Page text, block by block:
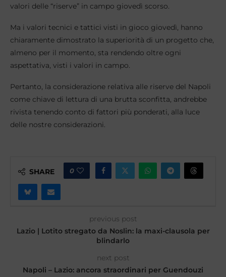
valori delle “riserve” in campo giovedì scorso.
Ma i valori tecnici e tattici visti in gioco giovedì, hanno
chiaramente dimostrato la superiorità di un progetto che,
almeno per il momento, sta rendendo oltre ogni
aspettativa, visti i valori in campo.
Pertanto, la considerazione relativa alle riserve del Napoli
come chiave di lettura di una brutta sconfitta, andrebbe
rivista tenendo conto di fattori più ponderati, alla luce
delle nostre considerazioni.
SHARE 0
previous post
Lazio | Lotito stregato da Noslin: la maxi-clausola per
blindarlo
next post
Napoli – Lazio: ancora straordinari per Guendouzi